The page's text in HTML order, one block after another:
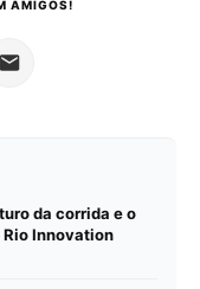
AMIGOS!
da corrida e o
Innovation